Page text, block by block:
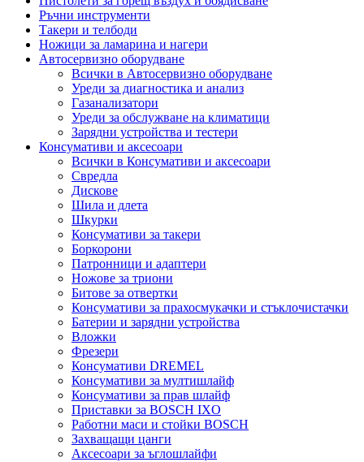
Ръчни инструменти
Такери и телбоди
Ножици за ламарина и нагери
Автосервизно оборудване
Всички в Автосервизно оборудване
Уреди за диагностика и анализ
Газанализатори
Уреди за обслужване на климатици
Зарядни устройства и тестери
Консумативи и аксесоари
Всички в Консумативи и аксесоари
Свредла
Дискове
Шила и длета
Шкурки
Консумативи за такери
Боркорони
Патронници и адаптери
Ножове за триони
Битове за отвертки
Консумативи за прахосмукачки и стъклочистачки
Батерии и зарядни устройства
Вложки
Фрезери
Консумативи DREMEL
Консумативи за мултишлайф
Консумативи за прав шлайф
Приставки за BOSCH IXO
Работни маси и стойки BOSCH
Захващащи цанги
Аксесоари за ъглошлайфи